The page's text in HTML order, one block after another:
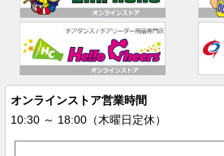
オンラインストア営業時間
10:30 ～ 18:00（木曜日定休）